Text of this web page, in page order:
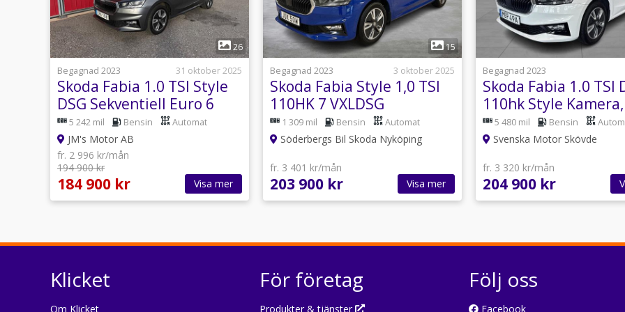
1
26
Begagnad 2023
31 oktober 2025
Skoda Fabia 1.0 TSI Style
DSG Sekventiell Euro 6
5 242 mil Bensin Automat
JM's Motor AB
fr. 2 996 kr/mån
194 900 kr
184 900 kr Visa mer
1
15
Begagnad 2023
3 oktober 2025
Skoda Fabia Style 1,0 TSI
110HK 7 VXLDSG
1 309 mil Bensin Automat
Söderbergs Bil Skoda Nyköping
fr. 3 401 kr/mån
203 900 kr Visa mer
1
Begagnad 2023
Skoda Fabia 1.0 TSI
110hk Style Kamera,
Carplay
5 480 mil Bensin
Svenska Motor Skövde
fr. 3 320 kr/mån
204 900 kr
Klicket
Om Klicket
För företag
Produkter & tjänster
Följ oss
Facebook